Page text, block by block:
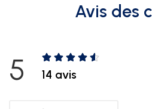
Avis des
5 14 avis